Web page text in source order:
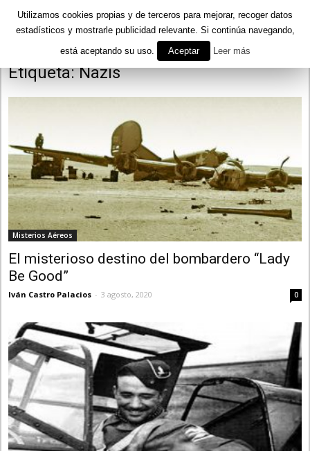
Etiquetas Nazis
Etiqueta: Nazis
Misterios Aéreos
El misterioso destino del bombardero “Lady
Be Good”
Iván Castro Palacios - 3 agosto, 2020 0
Utilizamos cookies propias y de terceros para mejorar, recoger datos
estadísticos y mostrarle publicidad relevante. Si continúa navegando,
está aceptando su uso.
Aceptar Leer más